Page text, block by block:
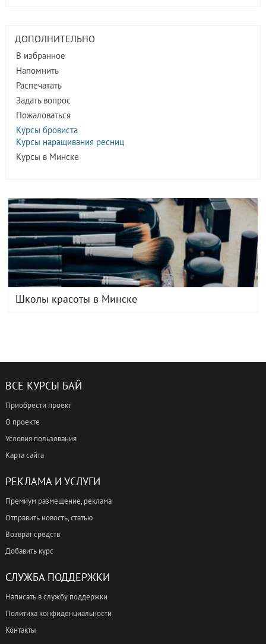
ДОПОЛНИТЕЛЬНО
В избранное
Напомнить
Распечатать
Задать вопрос
Пожаловаться
Курсы бровиста
Курсы наращивания ресниц
Курсы в Минске
Школы красоты в Минске
ВСЕ КУРСЫ БАЙ
Приобрести проект
О проекте
Условия пользования
Карта сайта
РЕКЛАМА И УСЛУГИ
Премиум размещение, реклама
Отправить новость, статью
Возврат средств
Добавить курс
СЛУЖБА ПОДДЕРЖКИ
Написать в службу поддержки
Политика конфиденциальности
Контакты